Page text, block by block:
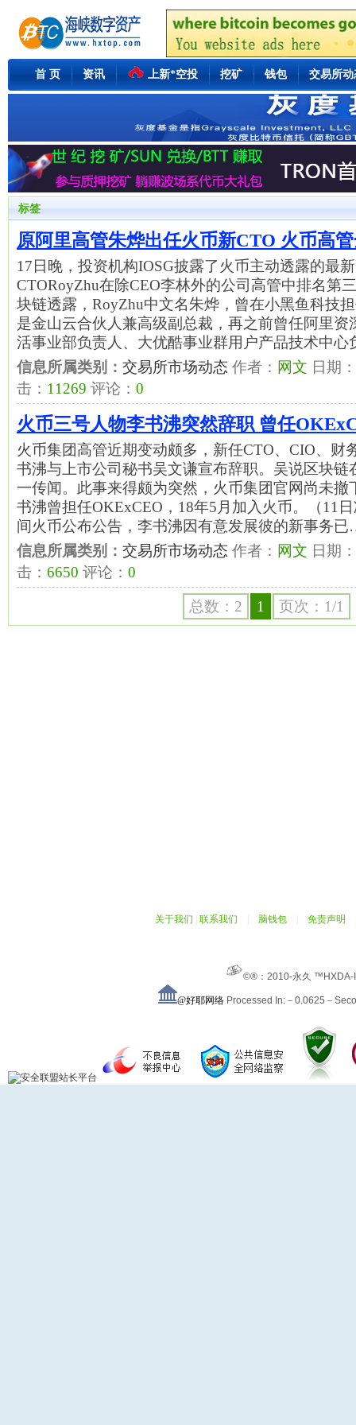
首 页 资讯 上新*空投 挖矿 钱包 交易所动
标签
原阿里高管朱烨出任火币新CTO 火币高
17日晚，投资机构IOSG披露了火币主动透露的最
CTORoyZhu在除CEO李林外的公司高管中排名第
块链透露，RoyZhu中文名朱烨，曾在小黑鱼科技
是金山云合伙人兼高级副总裁，再之前曾任阿里资
活事业部负责人、大优酷事业群用户产品技术中
信息所属类别： 交易所市场动态 作者： 网文 日期：
击： 11269 评论： 0
火币三号人物李书沸突然辞职 曾任
火币集团高管近期变动颇多，新任CTO、CIO、财
书沸与上市公司秘书吴文谦宣布辞职。吴说区块链
一传闻。此事来得颇为突然，火币集团官网尚未撤
书沸曾担任OKExCEO，18年5月加入火币。（11
间火币公布公告，李书沸因有意发展彼的新事务
信息所属类别： 交易所市场动态 作者： 网文 日期：
击： 6650 评论： 0
总数：2 1 页次：1/1
关于我们 联系我们 脑钱包 免责声明
©®：2010-永久
@好耶网络 Processed In:－0.0625－